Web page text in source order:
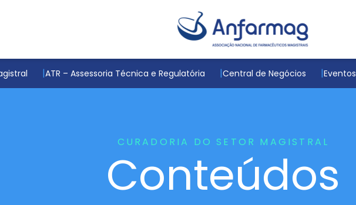
ATR – Assessoria Técnica e Regulatória Central de Negócios Eventos
CURADORIA DO SETOR MAGISTRAL
Conteúdos